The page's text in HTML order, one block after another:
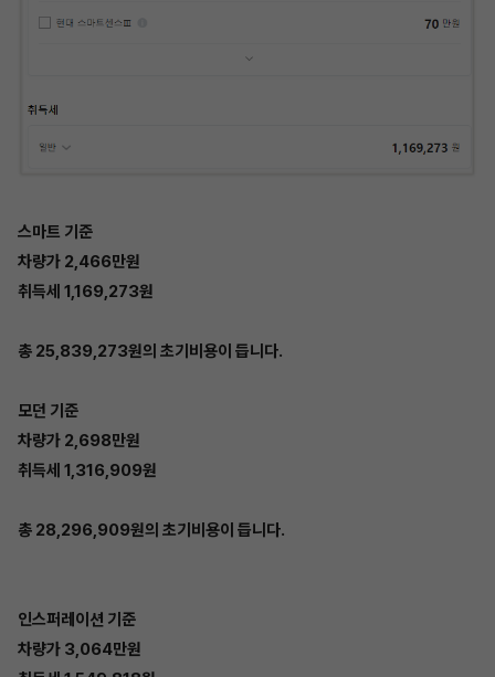
스마트 기준
차량가 2,466만원
취득세 1,169,273원
총 25,839,273원의 초기비용이 듭니다.
모던 기준
차량가 2,698만원
취득세 1,316,909원
총 28,296,909원의 초기비용이 듭니다.
인스퍼레이션 기준
차량가 3,064만원